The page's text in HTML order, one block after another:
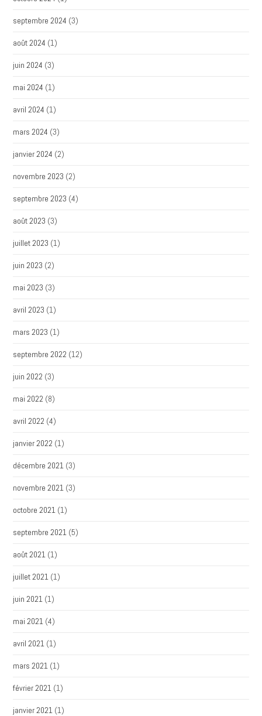
septembre 2024 (3)
août 2024 (1)
juin 2024 (3)
mai 2024 (1)
avril 2024 (1)
mars 2024 (3)
janvier 2024 (2)
novembre 2023 (2)
septembre 2023 (4)
août 2023 (3)
juillet 2023 (1)
juin 2023 (2)
mai 2023 (3)
avril 2023 (1)
mars 2023 (1)
septembre 2022 (12)
juin 2022 (3)
mai 2022 (8)
avril 2022 (4)
janvier 2022 (1)
décembre 2021 (3)
novembre 2021 (3)
octobre 2021 (1)
septembre 2021 (5)
août 2021 (1)
juillet 2021 (1)
juin 2021 (1)
mai 2021 (4)
avril 2021 (1)
mars 2021 (1)
février 2021 (1)
janvier 2021 (1)